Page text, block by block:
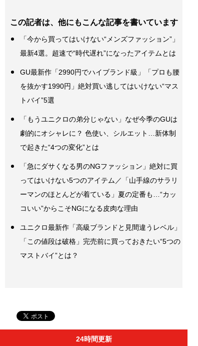
この記者は、他にもこんな記事を書いています
「今から買ってはいけない“メンズファッション”」
最新4選。超速で“時代遅れ”になったアイテムとは
GU最新作「2990円でハイブランド級」「プロも腰
を抜かす1990円」絶対買い逃してはいけない“マス
トバイ”5選
「もうユニクロの弟分じゃない」なぜ今季のGUは
劇的にオシャレに？ 色使い、シルエット…新体制
で起きた“4つの変化”とは
「急にダサくなる男のNGファッション」絶対に買
ってはいけない5つのアイテム／「山手線のサラリ
ーマンのほとんどが着ている」夏の定番も…“カッ
コいい”からこそNGになる皮肉な理由
ユニクロ最新作「高級ブランドと見間違うレベル」
「この値段は破格」完売前に買っておきたい“5つの
マストバイ”とは？
24時間更新